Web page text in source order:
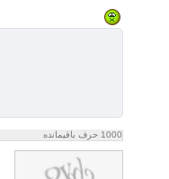
1000 حرف باقیمانده